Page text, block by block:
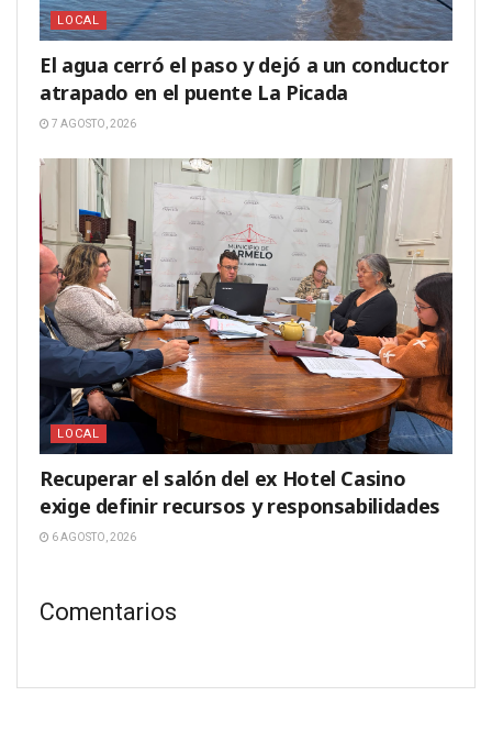
LOCAL
El agua cerró el paso y dejó a un conductor
atrapado en el puente La Picada
7 AGOSTO, 2026
LOCAL
Recuperar el salón del ex Hotel Casino
exige definir recursos y responsabilidades
6 AGOSTO, 2026
Comentarios